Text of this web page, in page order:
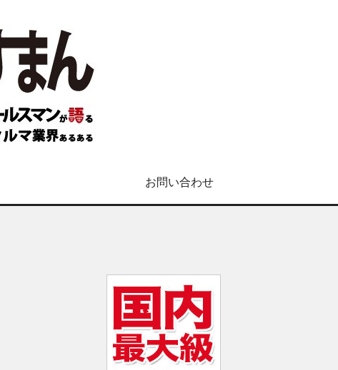
お問い合わせ